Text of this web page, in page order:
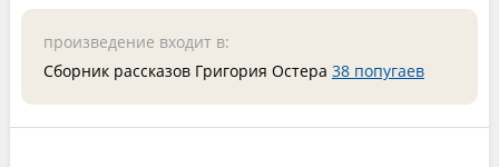
произведение входит в:
Сборник рассказов Григория Остера 38 попугаев